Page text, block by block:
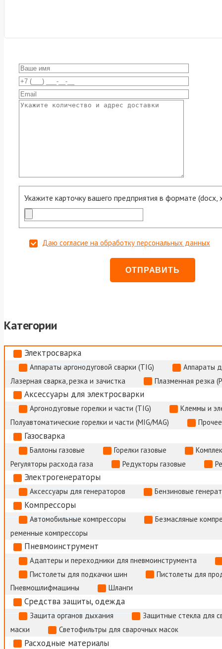
Укажите карточку вашего предприятия в формате (docx,
Даю согласие на обработку персональных данных
Категории
Электросварка
Аппараты аргонодуговой сварки (TIG)
Аппараты
Лазерная сварка, резка и зачистка
Плазменная резка
Аксессуары для электросварки
Аргонодуговые горелки и части (TIG)
Клеммы и
Полуавтоматические горелки и части (MIG/MAG)
Газосварка
Баллоны газовые Горелки газовые
Регуляторы расхода газа
Редукторы газовые
Электрогенераторы
Аксессуары для генераторов Бензиновые
Компрессоры
Автомобильные компрессоры
Безмасляные
ременные компрессоры
Пневмоинструмент
Адаптеры и переходники для пневмоинструмента
Пистолеты для подкачки шин
Пистолеты для
Пневмошлифмашины
Шланги
Средства защиты, одежда
Защита органов дыхания
Защитные стекла для
маски
Светофильтры для сварочных масок
Расходные материалы